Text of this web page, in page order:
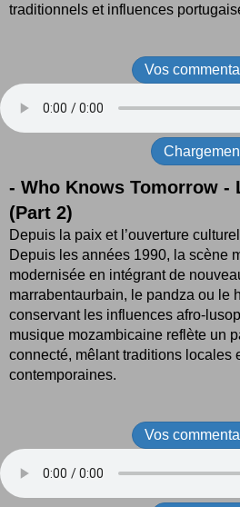
traditionnels et influences
Vos
- Who Knows Tomorrow -
(Part 2)
Depuis la paix et l’ouverture
Depuis les années 1990, la scène
modernisée en intégrant de
marrabentaurbain, le pandza ou le
conservant les influences afro-
musique mozambicaine reflète un
connecté, mêlant traditions locales
contemporaines.
Vos